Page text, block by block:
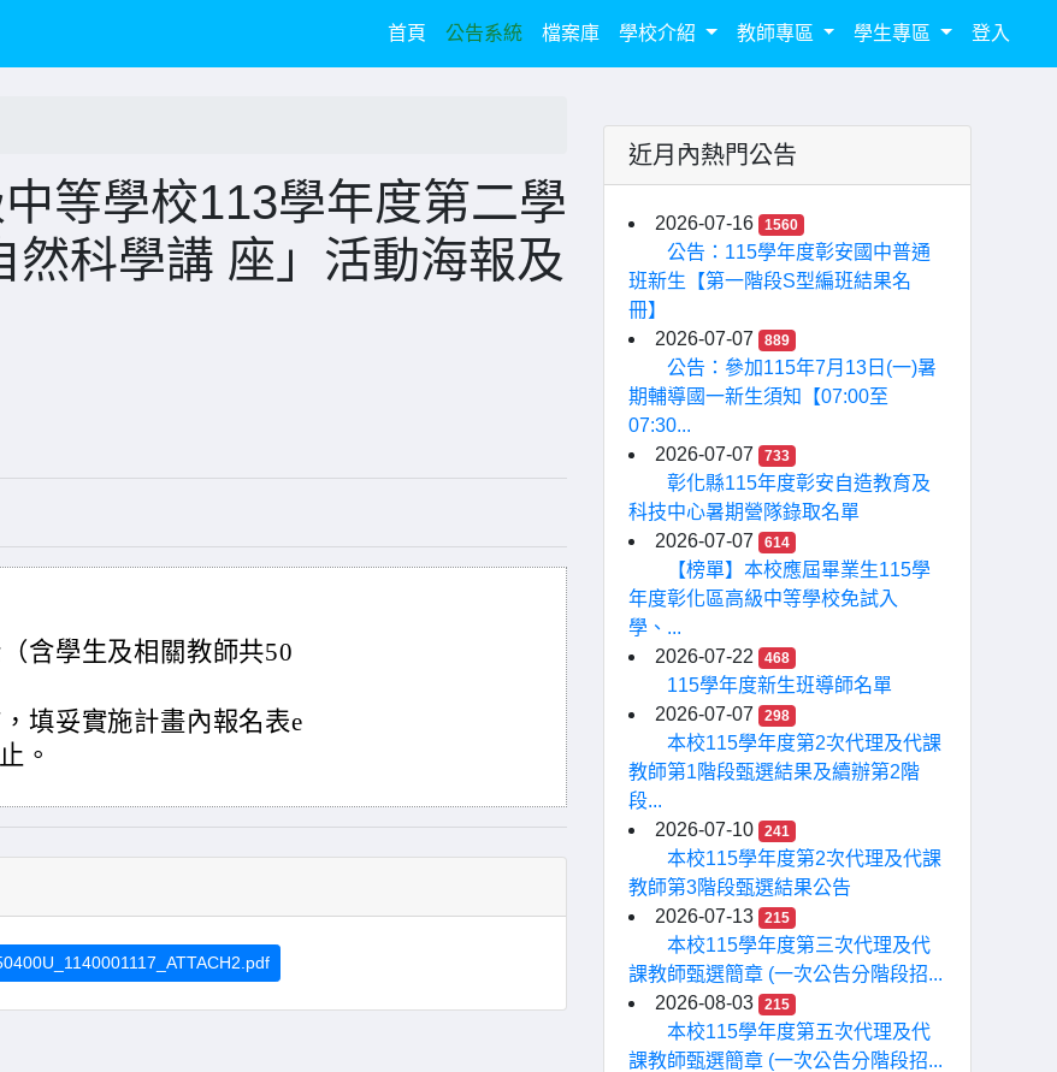
首頁(current)
公告系統 檔案庫 學校介紹 教師專區 學生專區 登入
等學校113學年度第二學
科學講 座」活動海報及
含學生及相關教師共50
填妥實施計畫內報名表e
。
近月內熱門公告
2026-07-16 1560
公告：115學年度彰安國中普通
班新生【第一階段S型編班結果名
冊】
2026-07-07
889
公告：參加115年7月13日(一)暑
期輔導國一新生須知【07:00至
07:30...
2026-07-07
733
彰化縣115年度彰安自造教育及
科技中心暑期營隊錄取名單
2026-07-07
614
【榜單】本校應屆畢業生115學
年度彰化區高級中等學校免試入
學、...
2026-07-22
468
115學年度新生班導師名單
2026-07-07
298
本校115學年度第2次代理及代課
教師第1階段甄選結果及續辦第2階
段...
2026-07-10
241
本校115學年度第2次代理及代課
教師第3階段甄選結果公告
2026-07-13
215
本校115學年度第三次代理及代
課教師甄選簡章 (一次公告分階段招...
2026-08-03
215
本校115學年度第五次代理及代
課教師甄選簡章 (一次公告分階段招...